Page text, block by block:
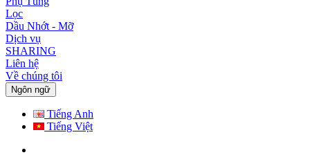
Lọc
Dầu Nhớt - Mỡ
Dịch vụ
SHARING
Liên hệ
Về chúng tôi
Ngôn ngữ
Tiếng Anh
Tiếng Việt